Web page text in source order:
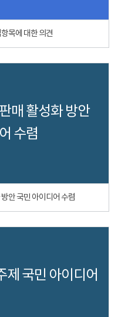
목에 대한 의견
매 활성화 방안
수렴
안 국민 아이디어 수렴
제 국민 아이디어